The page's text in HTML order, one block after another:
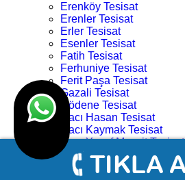
Erenköy Tesisat
Erenler Tesisat
Erler Tesisat
Esenler Tesisat
Fatih Tesisat
Ferhuniye Tesisat
Ferit Paşa Tesisat
Gazali Tesisat
Gödene Tesisat
Hacı Hasan Tesisat
Hacı Kaymak Tesisat
Hacı Yusuf Mescit Tesisat
Hacıveyiszade Tesisat
Hamza Oğlu Tesisat